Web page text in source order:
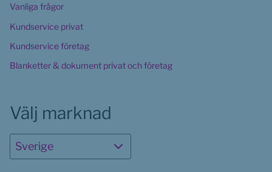
Vanliga frågor
Kundservice privat
Kundservice företag
Blanketter & dokument privat och företag
Välj marknad
Sverige